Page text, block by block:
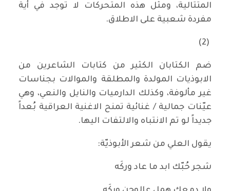
المتتالية، ومثل هذه المتحركات لا توجد في أية
مفردة شعبية على الاطلاق.
(2)
ضم الكتابان الكثير من كتابات الشاعرين من
الابوذيات المولدة والمطلقة والموالات بجناسات
غير مألوفة، وكذلك الدارميات والنايل والنعي، وهي
عيّنات جمالية / غنائية تمنح الاغنية العراقية بُعداً
جديداً لو تم الانتباه والالتفات اليها.
يقول العلي من شعر الأبوذيّة:
شجر حُبّك ابد ما عاد وركَه